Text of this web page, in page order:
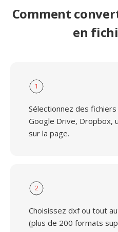
Comment
en
1
Sélectionnez des
Google Drive, Dropbox,
sur la page.
2
Choisissez dxf ou tout
(plus de 200 formats